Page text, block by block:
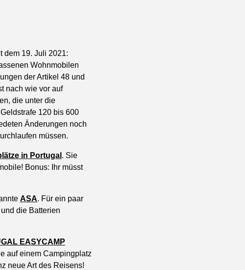
dem 19. Juli 2021:
Wohnmobilen
der Artikel 48 und
nach wie vor auf
die unter die
120 bis 600
Änderungen noch
müssen.
in Portugal . Sie
Bonus: Ihr müsst
ASA. Für ein paar
die Batterien
EASYCAMP
auf einem Campingplatz
neue Art des Reisens!